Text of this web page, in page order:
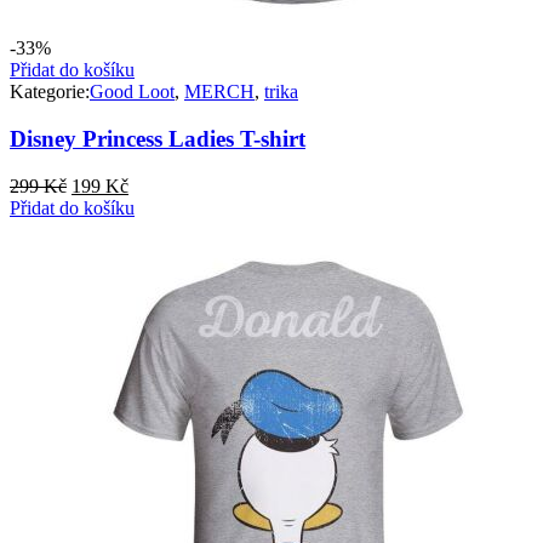
-33%
Přidat do košíku
Kategorie:Good Loot, MERCH, trika
Disney Princess Ladies T-shirt
299Kč Původní
cena
199 KčAktuální
cena
Přidat do košíku